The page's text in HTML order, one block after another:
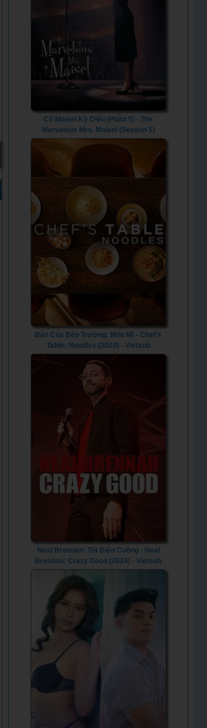
Cô Maisel Kỳ Diệu (Phần 5) - The
Marvelous Mrs. Maisel (Season 5)
(2023) - Vietsub
Bàn Của Bếp Trưởng: Món Mì - Chef's
Table: Noodles (2024) - Vietsub
Neal Brennan: Tốt Điên Cuồng - Neal
Brennan: Crazy Good (2024) - Vietsub